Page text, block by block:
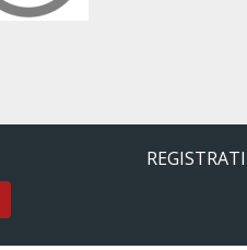
REGISTRATI